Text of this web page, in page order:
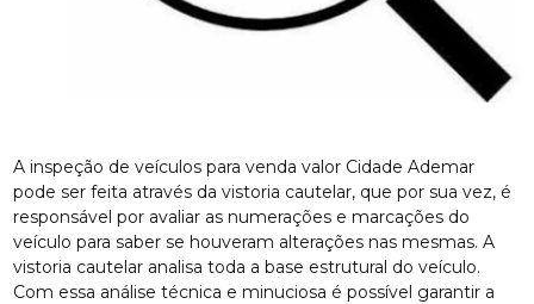
A inspeção de veículos para venda valor Cidade Ademar
pode ser feita através da vistoria cautelar, que por sua vez, é
responsável por avaliar as numerações e marcações do
veículo para saber se houveram alterações nas mesmas. A
vistoria cautelar analisa toda a base estrutural do veículo.
Com essa análise técnica e minuciosa é possível garantir a